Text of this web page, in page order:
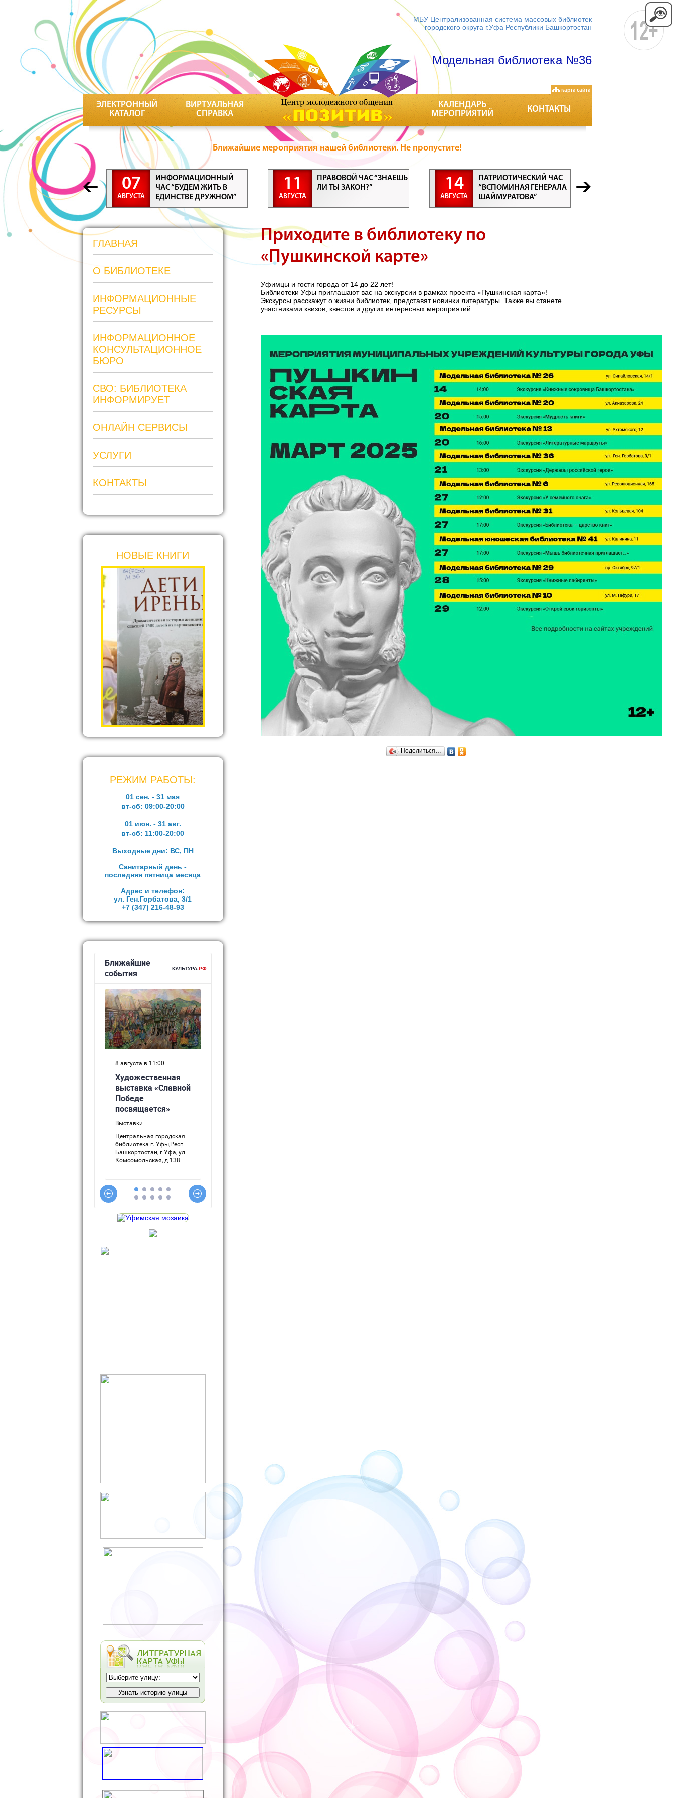
МБУ Централизованная система массовых библиотек
городского округа г.Уфа Республики Башкортостан
Модельная библиотека №36
ЭЛЕКТРОННЫЙ
КАТАЛОГ
ВИРТУАЛЬНАЯ
СПРАВКА
КАЛЕНДАРЬ
МЕРОПРИЯТИЙ
КОНТАКТЫ
карта сайта
Ближайшие мероприятия нашей библиотеки. Не пропустите!
07
АВГУСТА
ИНФОРМАЦИОННЫЙ
ЧАС “БУДЕМ ЖИТЬ В
ЕДИНСТВЕ ДРУЖНОМ”
11
АВГУСТА
ПРАВОВОЙ ЧАС “ЗНАЕШЬ
ЛИ ТЫ ЗАКОН?”
14
АВГУСТА
ПАТРИОТИЧЕСКИЙ ЧАС
“ВСПОМИНАЯ ГЕНЕРАЛА
ШАЙМУРАТОВА”
ГЛАВНАЯ
О БИБЛИОТЕКЕ
ИНФОРМАЦИОННЫЕ
РЕСУРСЫ
ИНФОРМАЦИОННОЕ
КОНСУЛЬТАЦИОННОЕ
БЮРО
СВО: БИБЛИОТЕКА
ИНФОРМИРУЕТ
ОНЛАЙН СЕРВИСЫ
УСЛУГИ
КОНТАКТЫ
НОВЫЕ КНИГИ
РЕЖИМ РАБОТЫ:
01 сен. - 31 мая
вт-сб: 09:00-20:00
01 июн. - 31 авг.
вт-сб: 11:00-20:00
Выходные дни: ВС, ПН
Санитарный день -
последняя пятница месяца
Адрес и телефон:
ул. Ген.Горбатова, 3/1
+7 (347) 216-48-93
Приходите в библиотеку по
«Пушкинской карте»
Уфимцы и гости города от 14 до 22 лет!
Библиотеки Уфы приглашают вас на экскурсии в рамках проекта «Пушкинская карта»!
Экскурсы расскажут о жизни библиотек, представят новинки литературы. Также вы станете
участниками квизов, квестов и других интересных мероприятий.
Поделиться…